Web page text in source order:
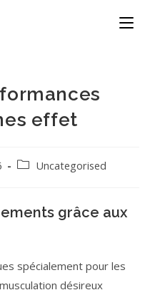
effet
Uncategorised
grâce aux
spécialement pour les
désireux